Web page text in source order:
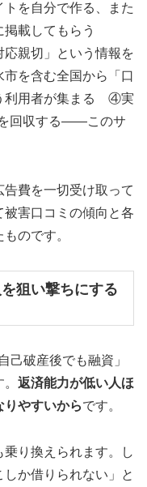
を自分で作る、また
掲載してもらう
親切」という情報を
を含む全国から「口
利用者が集まる ④実
回収する——このサ
費を一切受け取って
害口コミの傾向と各
のです。
狙い撃ちにする
己破産後でも融資」
返済能力が低い人ほ
りやすいからです。
り換えられます。し
か借りられない」と